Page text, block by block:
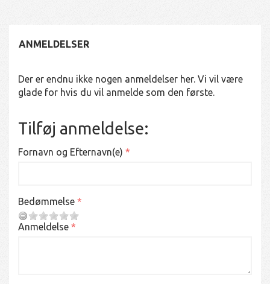
ANMELDELSER
Der er endnu ikke nogen anmeldelser her. Vi vil være
glade for hvis du vil anmelde som den første.
Tilføj anmeldelse:
Fornavn og Efternavn(e)
Bedømmelse
Anmeldelse